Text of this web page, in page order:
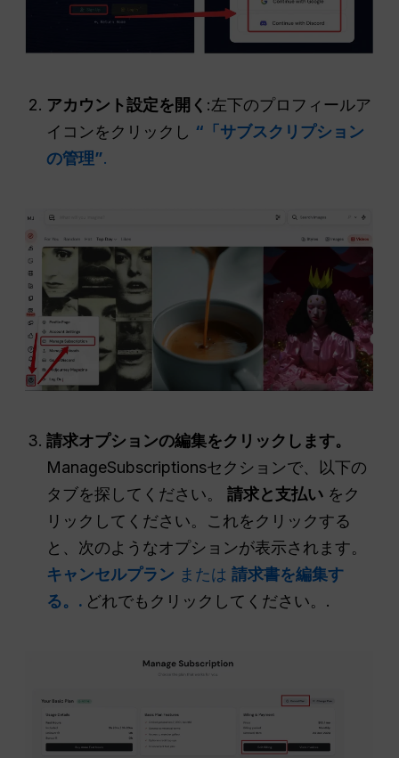
アカウント設定を開く :左下のプロフィールア
イコンをクリックし “「サブスクリプション
の管理”.
請求オプションの編集をクリックします。
ManageSubscriptionsセクションで、以下の
タブを探してください。請求と支払い をク
リックしてください。これをクリックする
と、次のようなオプションが表示されます。
キャンセルプラン または請求書を編集す
る。. どれでもクリックしてください。.